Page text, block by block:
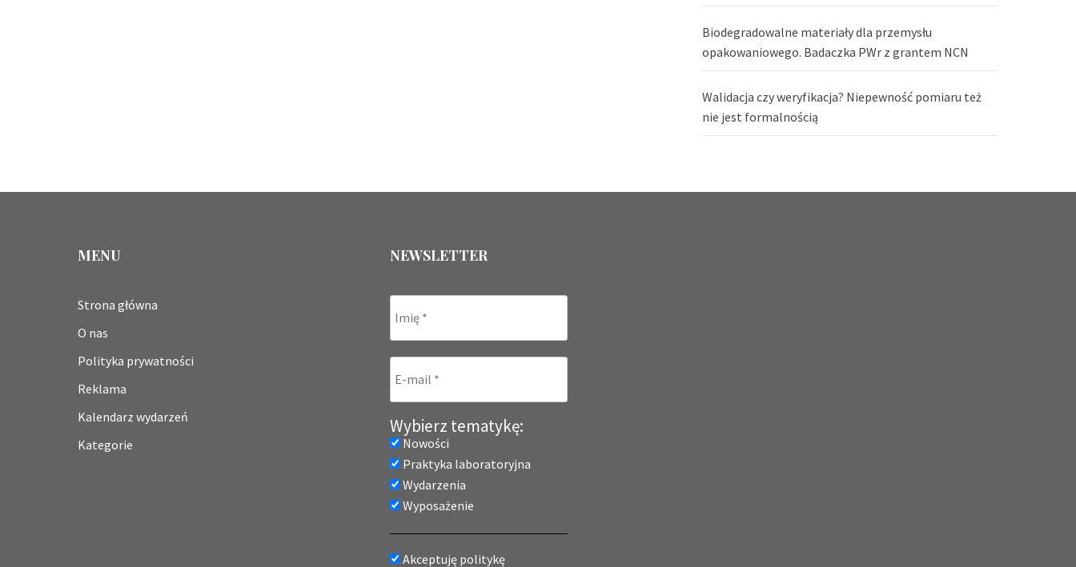
Biodegradowalne materiały dla przemysłu
opakowaniowego. Badaczka PWr z grantem NCN
Walidacja czy weryfikacja? Niepewność pomiaru też
nie jest formalnością
MENU
Strona główna
O nas
Polityka prywatności
Reklama
Kalendarz wydarzeń
Kategorie
NEWSLETTER
Wybierz tematykę:
Nowości
Praktyka laboratoryjna
Wydarzenia
Wyposażenie
Akceptuję politykę